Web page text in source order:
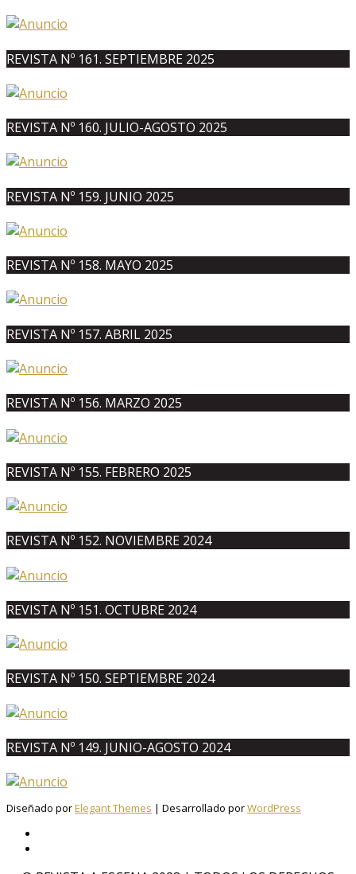
REVISTA Nº 161. SEPTIEMBRE 2025
REVISTA Nº 160. JULIO-AGOSTO 2025
REVISTA Nº 159. JUNIO 2025
REVISTA Nº 158. MAYO 2025
REVISTA Nº 157. ABRIL 2025
REVISTA Nº 156. MARZO 2025
REVISTA Nº 155. FEBRERO 2025
REVISTA Nº 152. NOVIEMBRE 2024
REVISTA Nº 151. OCTUBRE 2024
REVISTA Nº 150. SEPTIEMBRE 2024
REVISTA Nº 149. JUNIO-AGOSTO 2024
Diseñado porElegant Themes | Desarrollado porWordPress